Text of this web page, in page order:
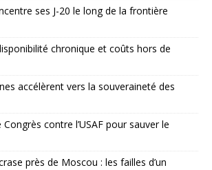
ses J-20 le long de la frontière
chronique et coûts hors de
accélèrent vers la souveraineté des
Congrès contre l’USAF pour sauver le
près de Moscou : les failles d’un